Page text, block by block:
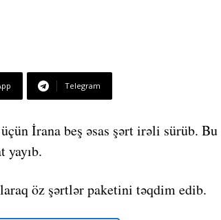
Telegram
İrana beş əsas şərt irəli sürüb. Bu
yayıb.
öz şərtlər paketini təqdim edib.